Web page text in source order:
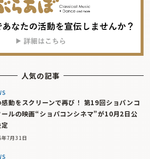
人気の記事
感動をスクリーンで再び！ 第19回ショパンコ
ールの映画“ショパコンシネマ”が10月2日公
7月31日